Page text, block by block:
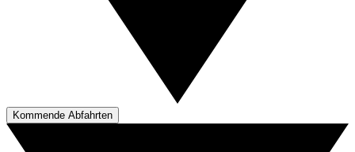
Kommende Abfahrten